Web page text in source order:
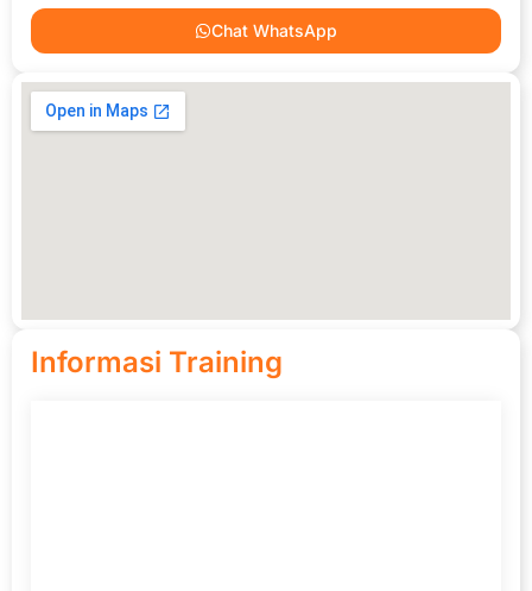
Chat WhatsApp
Informasi Training